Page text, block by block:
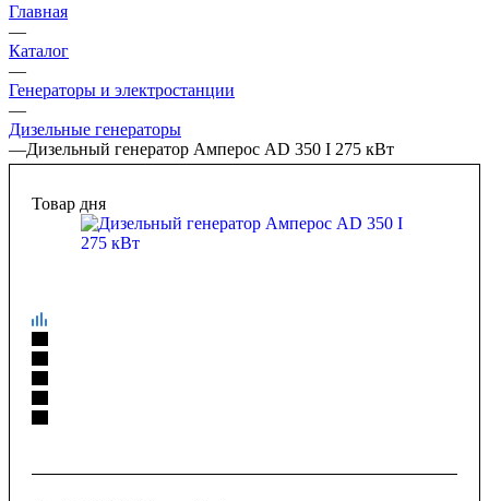
Главная
—
Каталог
—
Генераторы и электростанции
—
Дизельные генераторы
—Дизельный генератор Амперос AD 350 I 275 кВт
Товар дня